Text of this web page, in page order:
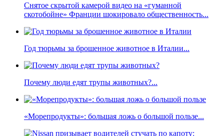
Снятое скрытой камерой видео на «гуманной
скотобойне» Франции шокировало общественность...
Год тюрьмы за брошенное животное в Италии...
Почему люди едят трупы животных?...
«Морепродукты»: большая ложь о большой пользе...